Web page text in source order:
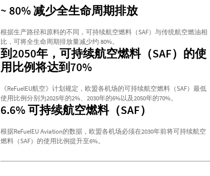
~ 80% 减少全生命周期排放
根据生产路径和原料的不同，可持续航空燃料（SAF）与传统航空燃油相
比，可将全生命周期排放量减少约 80%。
到2050年，可持续航空燃料（SAF）的使
用比例将达到70%
《ReFuelEU航空》计划规定，欧盟各机场的可持续航空燃料（SAF）最低
使用比例分别为2025年的2%、2030年的6%以及2050年的70%。
6.6% 可持续航空燃料（SAF）
根据ReFuelEU Aviation的数据，欧盟各机场必须在2030年前将可持续航空
燃料（SAF）的使用比例提升至6%。